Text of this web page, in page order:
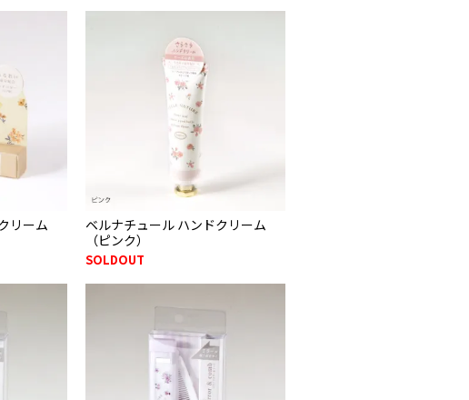
リーム
ベルナチュール ハンドクリーム
（ピンク）
SOLDOUT